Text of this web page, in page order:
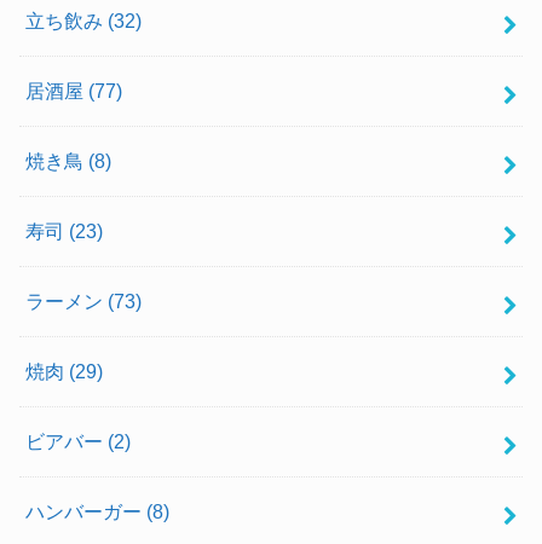
立ち飲み (32)
居酒屋 (77)
焼き鳥 (8)
寿司 (23)
ラーメン (73)
焼肉 (29)
ビアバー (2)
ハンバーガー (8)